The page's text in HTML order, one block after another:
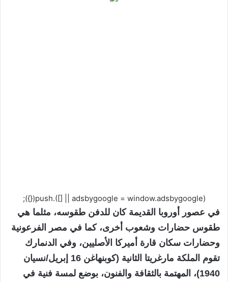
(adsbygoogle = window.adsbygoogle || []).push({});
في عصور أوروبا القديمة كان للدفن طقوسه، مثلما هي
طقوس حضارات وشعوب أخرى، كما في مصر الفرعونية
وحضارات سكان قارة أميركا الأصليين، وفي الدنمارك
تقوم الملكة مارغريتا الثانية (كوبنهاغن 16 إبريل/نسيان
1940)، المهتمة بالثقافة والفنون، بوضع لمسة فنية في